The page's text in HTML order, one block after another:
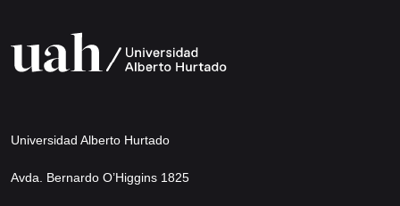
Universidad Alberto Hurtado
Avda. Bernardo O’Higgins 1825